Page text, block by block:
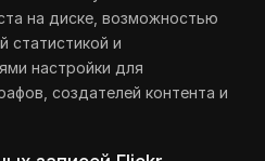
на диске, возможностью
статистикой и
настройки для
создателей контента и